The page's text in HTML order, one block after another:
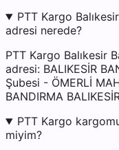
PTT Kargo
adresi nerede?
PTT Kargo Balıkesir
adresi: BALIKESİR
Şubesi - ÖMERLİ
BANDIRMA
PTT Kargo
miyim?